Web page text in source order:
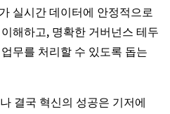
실시간 데이터에 안정적으로
해하고, 명확한 거버넌스 테두
무를 처리할 수 있도록 돕는
결국 혁신의 성공은 기저에